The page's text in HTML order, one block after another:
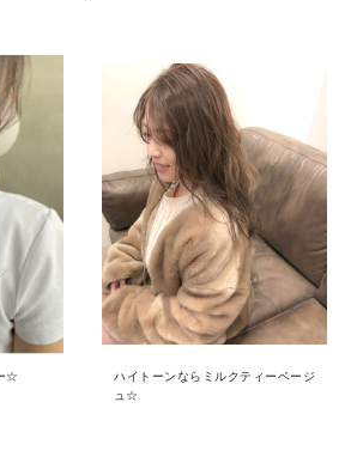
☆
ハイトーンならミルクティーベージ
ュ☆